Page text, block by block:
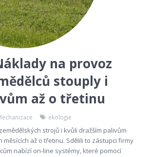
na provoz
stouply i
až o třetinu
ekologie
strojů i kvůli dražším palivům
měsících až o třetinu. Sdělili to zástupci firmy
nabízí on-line systémy, které pomocí